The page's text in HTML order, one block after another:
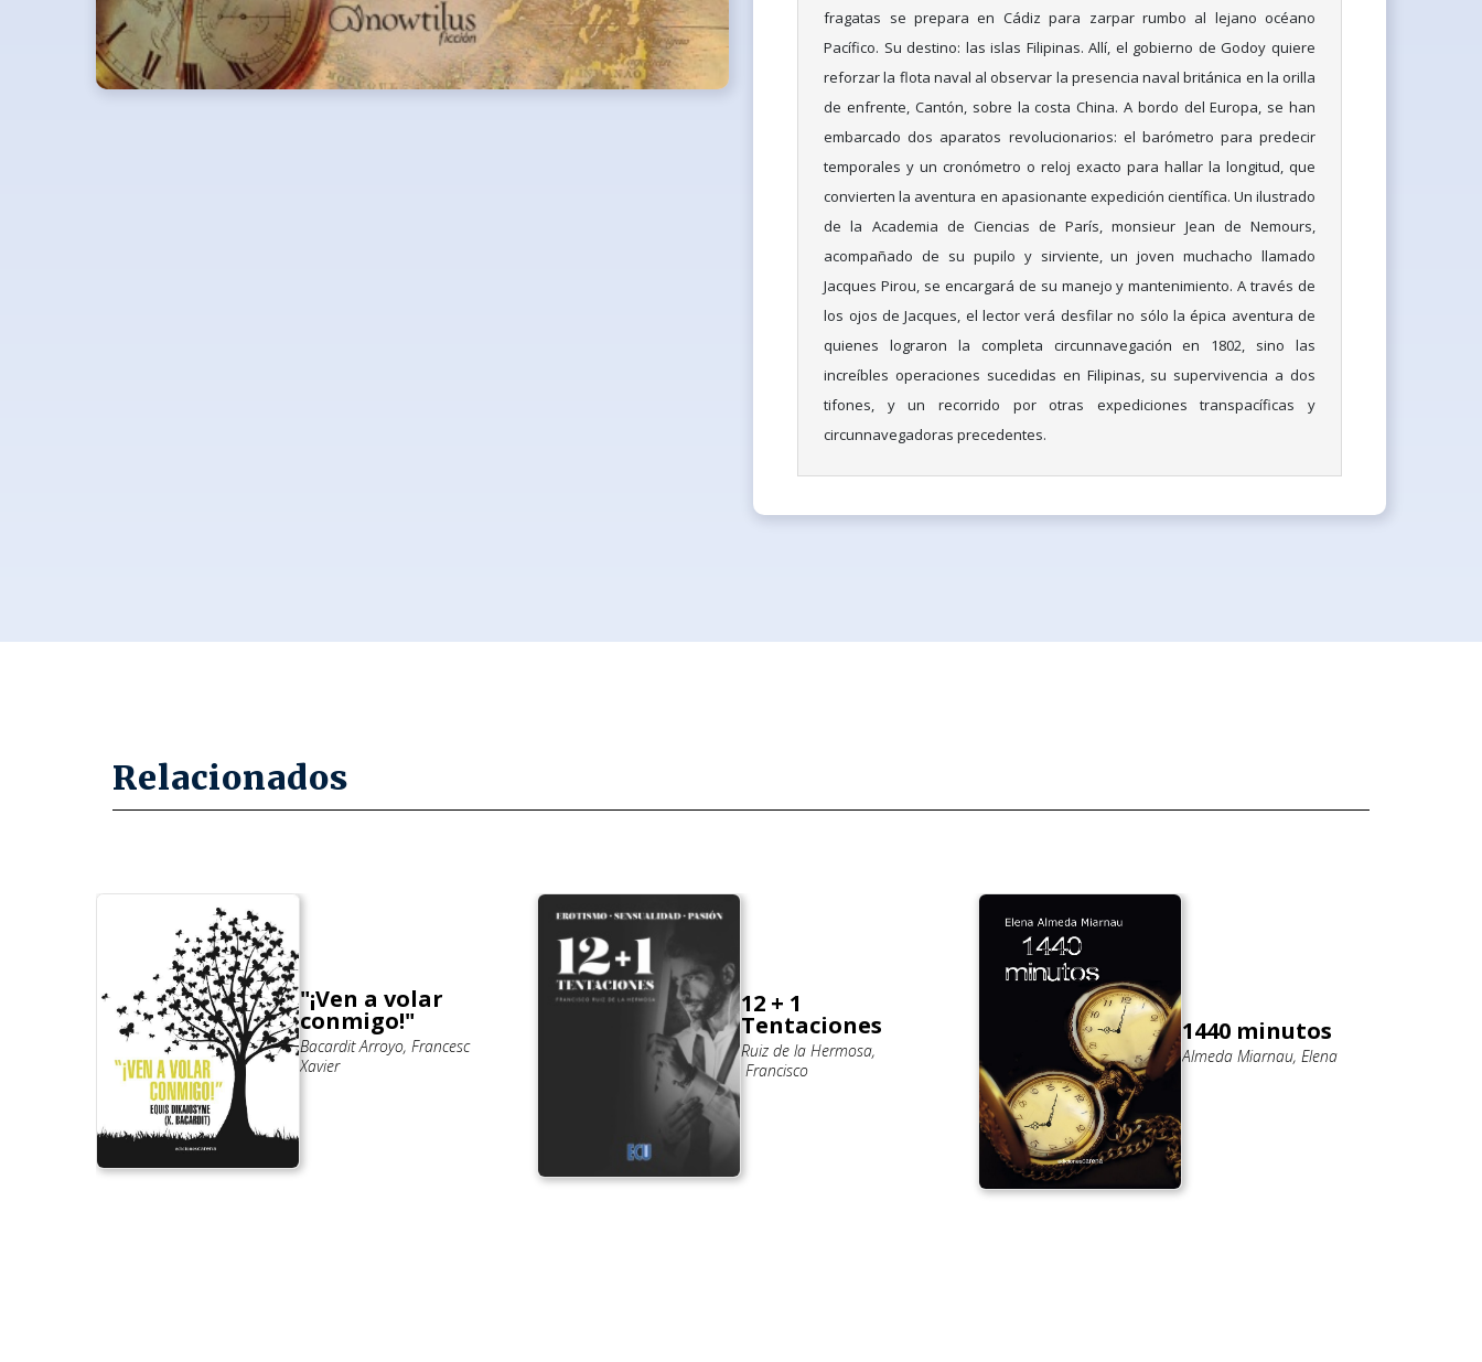
fragatas se prepara en Cádiz para zarpar rumbo al lejano océano
Pacífico. Su destino: las islas Filipinas. Allí, el gobierno de Godoy quiere
reforzar la flota naval al observar la presencia naval británica en la orilla
de enfrente, Cantón, sobre la costa China. A bordo del Europa, se han
embarcado dos aparatos revolucionarios: el barómetro para predecir
temporales y un cronómetro o reloj exacto para hallar la longitud, que
convierten la aventura en apasionante expedición científica. Un ilustrado
de la Academia de Ciencias de París, monsieur Jean de Nemours,
acompañado de su pupilo y sirviente, un joven muchacho llamado
Jacques Pirou, se encargará de su manejo y mantenimiento. A través de
los ojos de Jacques, el lector verá desfilar no sólo la épica aventura de
quienes lograron la completa circunnavegación en 1802, sino las
increíbles operaciones sucedidas en Filipinas, su supervivencia a dos
tifones, y un recorrido por otras expediciones transpacíficas y
circunnavegadoras precedentes.
Relacionados
"¡Ven a volar
conmigo!"
Bacardit Arroyo, Francesc
Xavier
12 + 1
Tentaciones
Ruiz de la Hermosa,
Francisco
1440 minutos
Almeda Miarnau, Elena